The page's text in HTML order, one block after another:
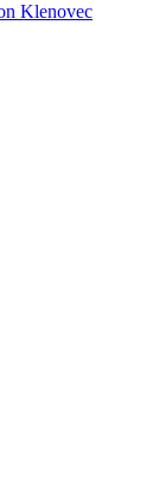
Klenovec